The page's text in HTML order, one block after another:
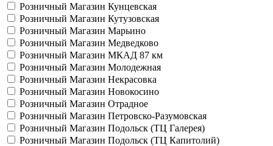
Розничный Магазин Кунцевская
Розничный Магазин Кутузовская
Розничный Магазин Марьино
Розничный Магазин Медведково
Розничный Магазин МКАД 87 км
Розничный Магазин Молодежная
Розничный Магазин Некрасовка
Розничный Магазин Новокосино
Розничный Магазин Отрадное
Розничный Магазин Петровско-Разумовская
Розничный Магазин Подольск (ТЦ Галерея)
Розничный Магазин Подольск (ТЦ Капитолий)